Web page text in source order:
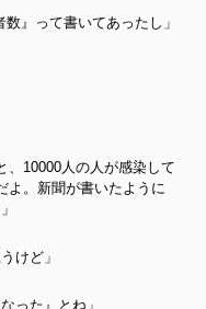
』って書いてあったし」
、10000人の人が感染して
よ。新聞が書いたように
けど」
った』とね」